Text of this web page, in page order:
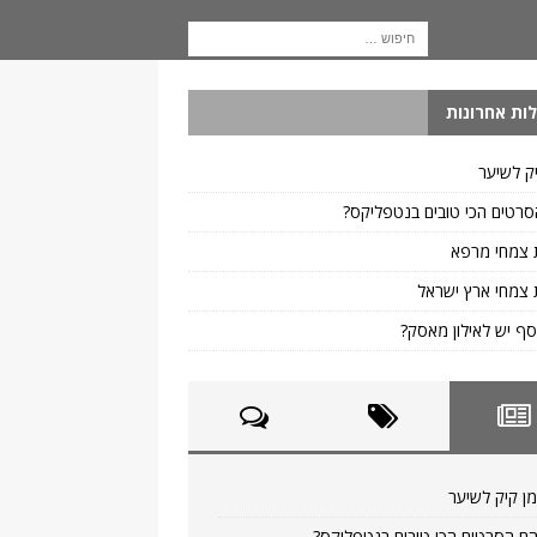
אחרונות
לשיער
הכי טובים בנטפליקס?
צמחי מרפא
צמחי ארץ ישראל
יש לאילון מאסק?
קיק לשיער